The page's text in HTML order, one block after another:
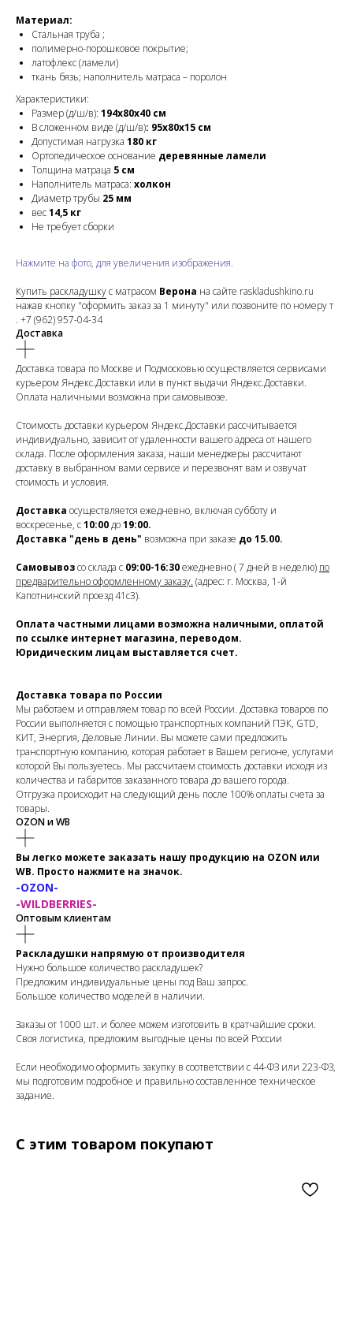
Материал:
Стальная труба ;
полимерно-порошковое покрытие;
латофлекс (ламели)
ткань бязь; наполнитель матраса – поролон
Характеристики:
Размер (д/ш/в): 194х80x40 см
В сложенном виде (д/ш/в): 95х80х15 cм
Допустимая нагрузка 180 кг
Ортопедическое основание деревянные ламели
Толщина матраца 5 см
Наполнитель матраса: холкон
Диаметр трубы 25 мм
вес14,5 кг
Не требует сборки
Нажмите на фото, для увеличения изображения.
Купить раскладушкус матрасом Верона на сайте raskladushkino.ru
нажав кнопку "оформить заказ за 1 минуту" или позвоните по номеру т
. +7 (962) 957-04-34
Доставка
Доставка товара по Москве и Подмосковью осуществляется сервисами
курьером Яндекс.Доставки или в пункт выдачи Яндекс.Доставки.
Оплата наличными возможна при самовывозе.
Стоимость доставки курьером Яндекс.Доставки рассчитывается
индивидуально, зависит от удаленности вашего адреса от нашего
склада. После оформления заказа, наши менеджеры рассчитают
доставку в выбранном вами сервисе и перезвонят вам и озвучат
стоимость и условия.
Доставка осуществляется ежедневно, включая субботу и
воскресенье, с10:00до19:00.
Доставка "день в день" возможна при заказе до 15.00.
Самовывозсо склада с 09:00-16:30ежедневно ( 7 дней в неделю) по
предварительно оформленному заказу. (адрес: г. Москва, 1-й
Капотнинский проезд 41с3).
Оплата частными лицами возможна наличными, оплатой
по ссылке интернет магазина, переводом.
Юридическим лицам выставляется счет.
Доставка товара по России
Мы работаем и отправляем товар по всей России. Доставка товаров по
России выполняется с помощью транспортных компаний ПЭК, GTD,
КИТ, Энергия, Деловые Линии. Вы можете сами предложить
транспортную компанию, которая работает в Вашем регионе, услугами
которой Вы пользуетесь. Мы рассчитаем стоимость доставки исходя из
количества и габаритов заказанного товара до вашего города.
Отгрузка происходит на следующий день после 100% оплаты счета за
товары.
OZON и WB
Вы легко можете заказать нашу продукцию на OZON или
WB. Просто нажмите на значок.
-OZON-
-WILDBERRIES-
Оптовым клиентам
Раскладушки напрямую от производителя
Нужно большое количество раскладушек?
Предложим индивидуальные цены под Ваш запрос.
Большое количество моделей в наличии.
Заказы от 1000 шт. и более можем изготовить в кратчайшие сроки.
Своя логистика, предложим выгодные цены по всей России
Если необходимо оформить закупку в соответствии с 44-ФЗ или 223-ФЗ,
мы подготовим подробное и правильно составленное техническое
задание.
С этим товаром покупают